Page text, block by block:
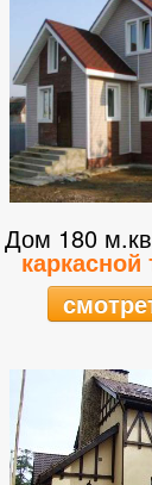
Дом 180
каркасной